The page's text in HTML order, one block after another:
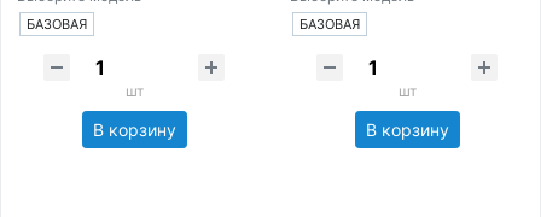
БАЗОВАЯ
шт
В корзину
БАЗОВАЯ
шт
В корзину